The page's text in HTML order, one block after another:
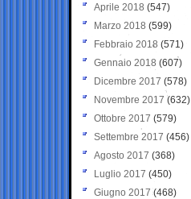
Aprile 2018 (547)
Marzo 2018 (599)
Febbraio 2018 (571)
Gennaio 2018 (607)
Dicembre 2017 (578)
Novembre 2017 (632)
Ottobre 2017 (579)
Settembre 2017 (456)
Agosto 2017 (368)
Luglio 2017 (450)
Giugno 2017 (468)